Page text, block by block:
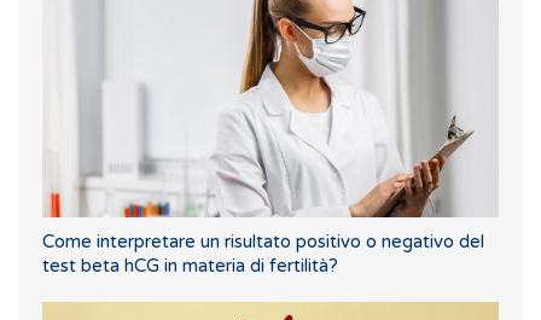
Come interpretare un risultato positivo o negativo del
test beta hCG in materia di fertilità?